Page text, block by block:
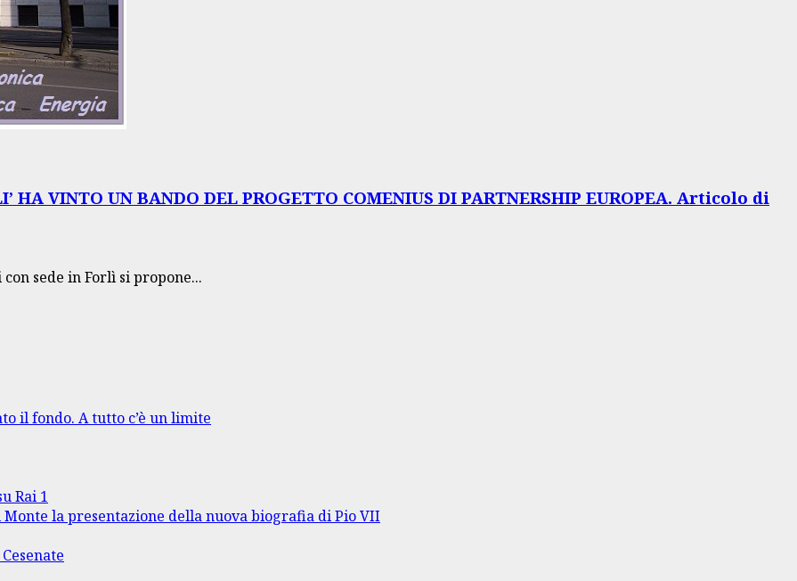
HA VINTO UN BANDO DEL PROGETTO COMENIUS DI PARTNERSHIP EUROPEA. Articolo di
sede in Forlì si propone...
il fondo. A tutto c’è un limite
Rai 1
Monte la presentazione della nuova biografia di Pio VII